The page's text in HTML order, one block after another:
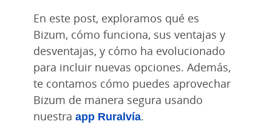
En este post, exploramos qué es
Bizum, cómo funciona, sus ventajas y
desventajas, y cómo ha evolucionado
para incluir nuevas opciones. Además,
te contamos cómo puedes aprovechar
Bizum de manera segura usando
nuestra app Ruralvía.